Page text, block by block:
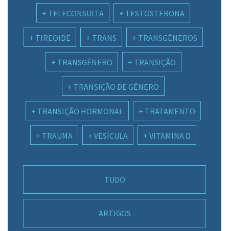
TELECONSULTA TESTOSTERONA
TIREOIDE TRANS TRANSGÊNEROS
TRANSGÊNERO TRANSIÇÃO
TRANSIÇÃO DE GÊNERO
TRANSIÇÃO HORMONAL TRATAMENTO
TRAUMA VESÍCULA VITAMINA D
TUDO
ARTIGOS